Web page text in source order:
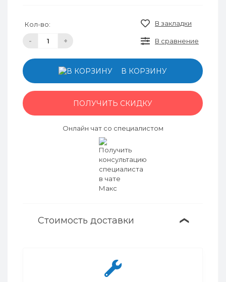
Кол-во:
- +
В закладки
В сравнение
В КОРЗИНУ
ПОЛУЧИТЬ СКИДКУ
Онлайн чат со специалистом
Стоимость доставки ❯